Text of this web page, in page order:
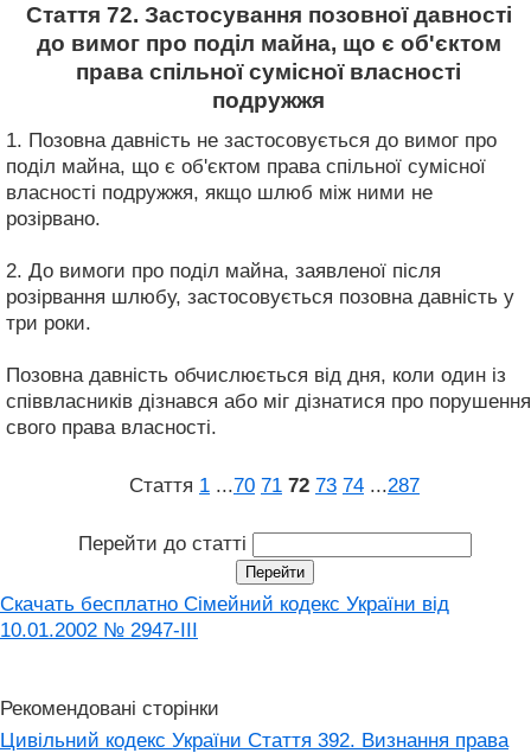
Стаття 72. Застосування позовної давності
до вимог про поділ майна, що є об'єктом
права спільної сумісної власності
подружжя
1. Позовна давність не застосовується до вимог про
поділ майна, що є об'єктом права спільної сумісної
власності подружжя, якщо шлюб між ними не
розірвано.
2. До вимоги про поділ майна, заявленої після
розірвання шлюбу, застосовується позовна давність у
три роки.
Позовна давність обчислюється від дня, коли один із
співвласників дізнався або міг дізнатися про порушення
свого права власності.
Стаття 1 ...70 71 72 73 74 ...287
Перейти до статті
Скачать бесплатно Сімейний кодекс України від
10.01.2002 № 2947-III
Рекомендовані сторінки
Цивільний кодекс України Стаття 392. Визнання права